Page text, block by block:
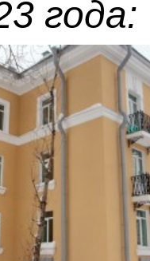
года: